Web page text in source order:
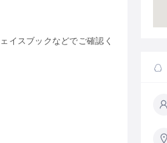
イスブックなどでご確認く